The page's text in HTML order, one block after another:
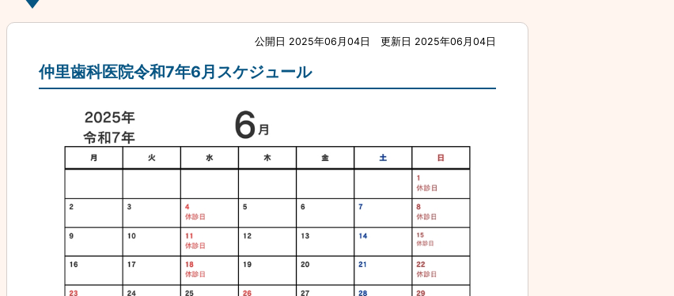
公開日 2025年06月04日 更新日 2025年06月04日
仲里歯科医院令和7年6月スケジュール